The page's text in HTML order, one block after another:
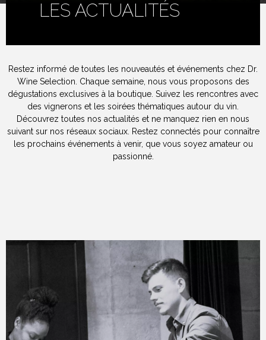
LES ACTUALITÉS
Restez informé de toutes les nouveautés et événements chez Dr.
Wine Selection. Chaque semaine, nous vous proposons des
dégustations exclusives à la boutique. Suivez les rencontres avec
des vignerons et les soirées thématiques autour du vin.
Découvrez toutes nos actualités et ne manquez rien en nous
suivant sur nos réseaux sociaux. Restez connectés pour connaître
les prochains événements à venir, que vous soyez amateur ou
passionné.